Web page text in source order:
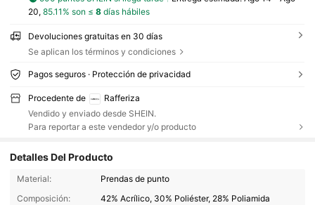
20, 85.11% son ≤ 8días hábiles
Devoluciones gratuitas en 30 días
Se aplican los términos y condiciones
Pagos seguros · Protección de privacidad
Procedente de
Rafferiza
Vendido y enviado desde SHEIN.
Para reportar a este vendedor y/o producto
Detalles Del Producto
Material:
Prendas de punto
Composición:
42% Acrílico, 30% Poliéster, 28% Poliamida